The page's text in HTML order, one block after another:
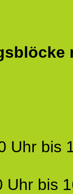
Uhr bis
Uhr bis